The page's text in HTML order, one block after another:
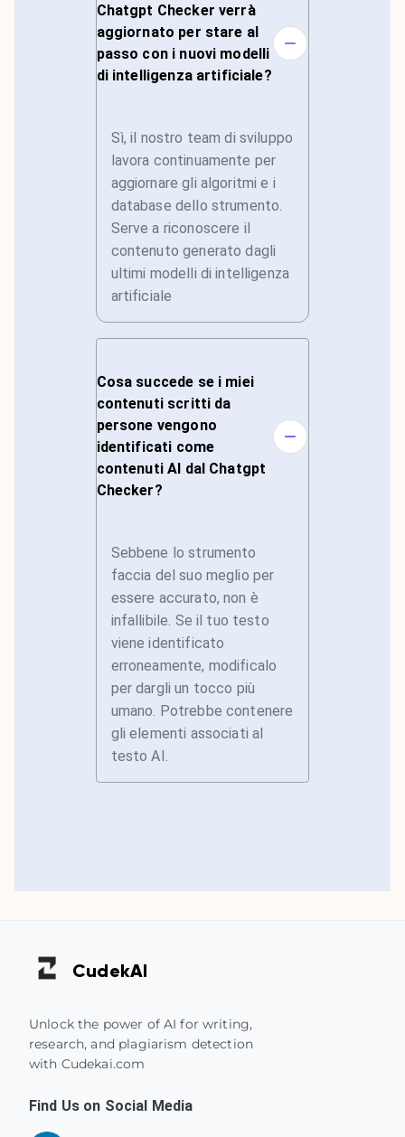
Chatgpt Checker verrà
aggiornato per stare al
passo con i nuovi modelli
di intelligenza artificiale?
Sì, il nostro team di sviluppo
lavora continuamente per
aggiornare gli algoritmi e i
database dello strumento.
Serve a riconoscere il
contenuto generato dagli
ultimi modelli di intelligenza
artificiale
Cosa succede se i miei
contenuti scritti da
persone vengono
identificati come
contenuti AI dal Chatgpt
Checker?
Sebbene lo strumento
faccia del suo meglio per
essere accurato, non è
infallibile. Se il tuo testo
viene identificato
erroneamente, modificalo
per dargli un tocco più
umano. Potrebbe contenere
gli elementi associati al
testo AI.
CudekAI
Unlock the power of AI for writing,
research, and plagiarism detection
with Cudekai.com
Find Us on Social Media